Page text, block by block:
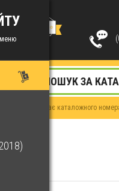
Якщо у Вас немає каталожного